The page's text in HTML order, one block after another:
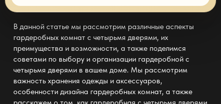
В данной статье мы рассмотрим различные аспекты
гардеробных комнат с четырьмя дверями, их
преимущества и возможности, а также поделимся
советами по выбору и организации гардеробной с
четырьмя дверями в вашем доме. Мы рассмотрим
важность хранения одежды и аксессуаров,
особенности дизайна гардеробных комнат, а также